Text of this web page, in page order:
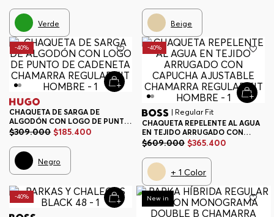
Verde Beige
-40%
CHAQUETA DE SARGA DE
ALGODÓN CON LOGO DE PUNTO
DE CADENETA CHAMARRA
$309.000 $185.400
Negro
-40%
| Regular Fit
CHAQUETA REPELENTE AL AGUA
EN TEJIDO ARRUGADO CON
CAPUCHA AJUSTABLE
HOMBRE
$609.000 $365.400
+1 Color
-40% -30%
New in